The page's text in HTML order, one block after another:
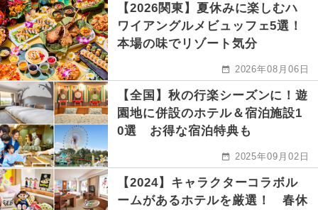
【2026関東】夏休みに楽しむハ
ワイアングルメビュッフェ5選！
本場の味でリゾート気分
2026年08月06日
【全国】秋の行楽シーズンに！遊
園地に併設のホテル＆宿泊施設1
0選 お得な宿泊特典も
2025年09月02日
【2024】キャラクターコラボル
ームがあるホテルを厳選！ 春休